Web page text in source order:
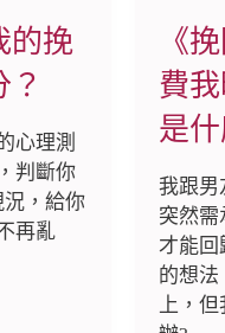
的挽
心理測
判斷你
況，給你
再亂
《
費
是
我跟男
突然需
才能回
的想
上，但